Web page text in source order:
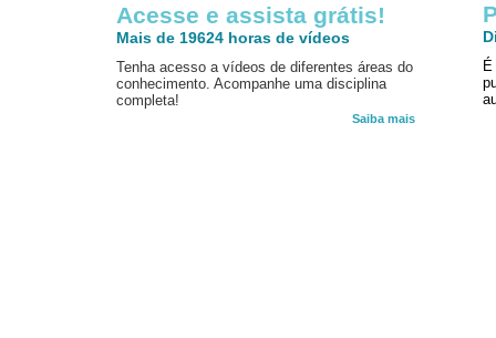
Acesse e assista grátis!
Mais de 19624 horas de vídeos
Tenha acesso a vídeos de diferentes áreas do
conhecimento. Acompanhe uma disciplina
completa!
Saiba mais